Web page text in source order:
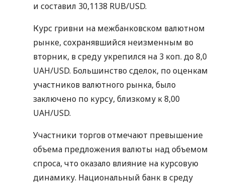
и составил 30,1138 RUB/USD.
Курс гривни на межбанковском валютном
рынке, сохранявшийся неизменным во
вторник, в среду укрепился на 3 коп. до 8,0
UAH/USD. Большинство сделок, по оценкам
участников валютного рынка, было
заключено по курсу, близкому к 8,00
UAH/USD.
Участники торгов отмечают превышение
объема предложения валюты над объемом
спроса, что оказало влияние на курсовую
динамику. Национальный банк в среду